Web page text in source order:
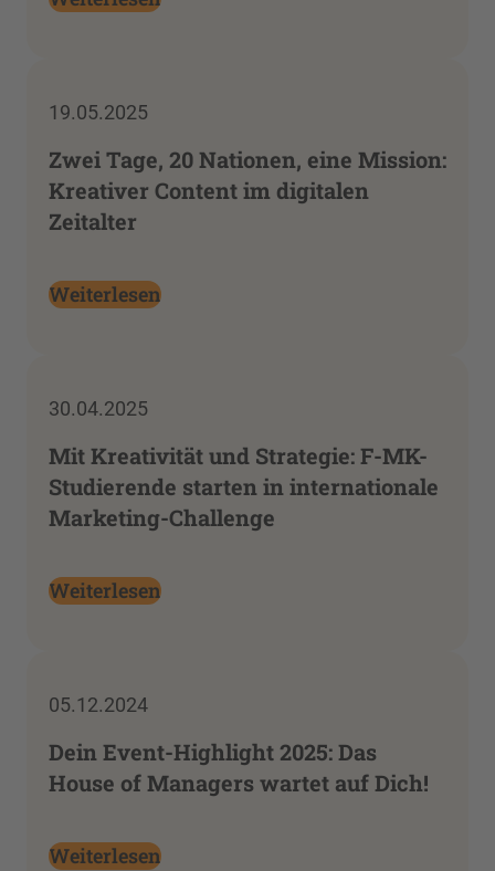
19.05.2025
Zwei Tage, 20 Nationen, eine Mission:
Kreativer Content im digitalen
Zeitalter
Weiterlesen
30.04.2025
Mit Kreativität und Strategie: F-MK-
Studierende starten in internationale
Marketing-Challenge
Weiterlesen
05.12.2024
Dein Event-Highlight 2025: Das
House of Managers wartet auf Dich!
Weiterlesen